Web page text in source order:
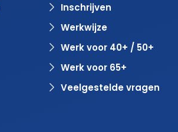
Inschrijven
Werkwijze
Werk voor 40+ / 50+
Werk voor 65+
Veelgestelde vragen